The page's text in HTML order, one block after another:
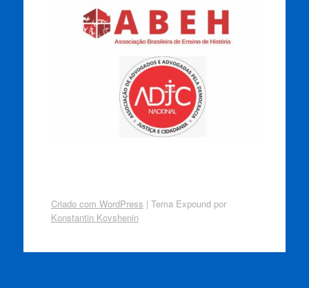
Criado com WordPress | Tema Expound por
Konstantin Kovshenin